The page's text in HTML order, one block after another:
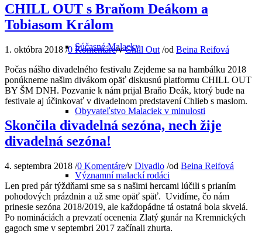
Súčasné Malacky
Obyvateľstvo Malaciek v minulosti
Významní malackí rodáci
CHILL OUT s Braňom Deákom a
Tobiasom Králom
1. októbra 2018 /0 Komentáre/vChill Out /od Beina Reifová
Počas nášho divadelného festivalu Zejdeme sa na hambálku 2018
ponúkneme našim divákom opäť diskusnú platformu CHILL OUT
BY ŠM DNH. Pozvanie k nám prijal Braňo Deák, ktorý bude na
festivale aj účinkovať v divadelnom predstavení Chlieb s maslom.
Skončila divadelná sezóna, nech žije
divadelná sezóna!
4. septembra 2018 /0 Komentáre/v Divadlo /od Beina Reifová
Len pred pár týždňami sme sa s našimi hercami lúčili s prianím
pohodových prázdnin a už sme opäť späť. Uvidíme, čo nám
prinesie sezóna 2018/2019, ale každopádne tá ostatná bola skvelá.
Po nomináciách a prevzatí ocenenia Zlatý gunár na Kremnických
gagoch sme v septembri 2017 začínali zhurta.